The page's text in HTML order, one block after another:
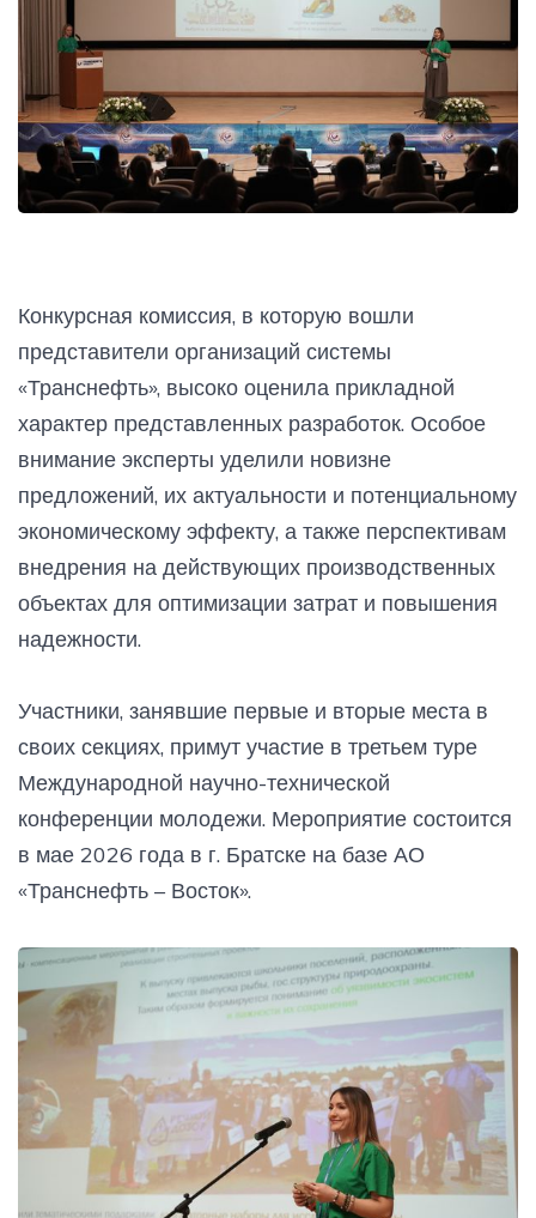
Конкурсная комиссия, в которую вошли
представители организаций системы
«Транснефть», высоко оценила прикладной
характер представленных разработок. Особое
внимание эксперты уделили новизне
предложений, их актуальности и потенциальному
экономическому эффекту, а также перспективам
внедрения на действующих производственных
объектах для оптимизации затрат и повышения
надежности.
Участники, занявшие первые и вторые места в
своих секциях, примут участие в третьем туре
Международной научно-технической
конференции молодежи. Мероприятие состоится
в мае 2026 года в г. Братске на базе АО
«Транснефть – Восток».